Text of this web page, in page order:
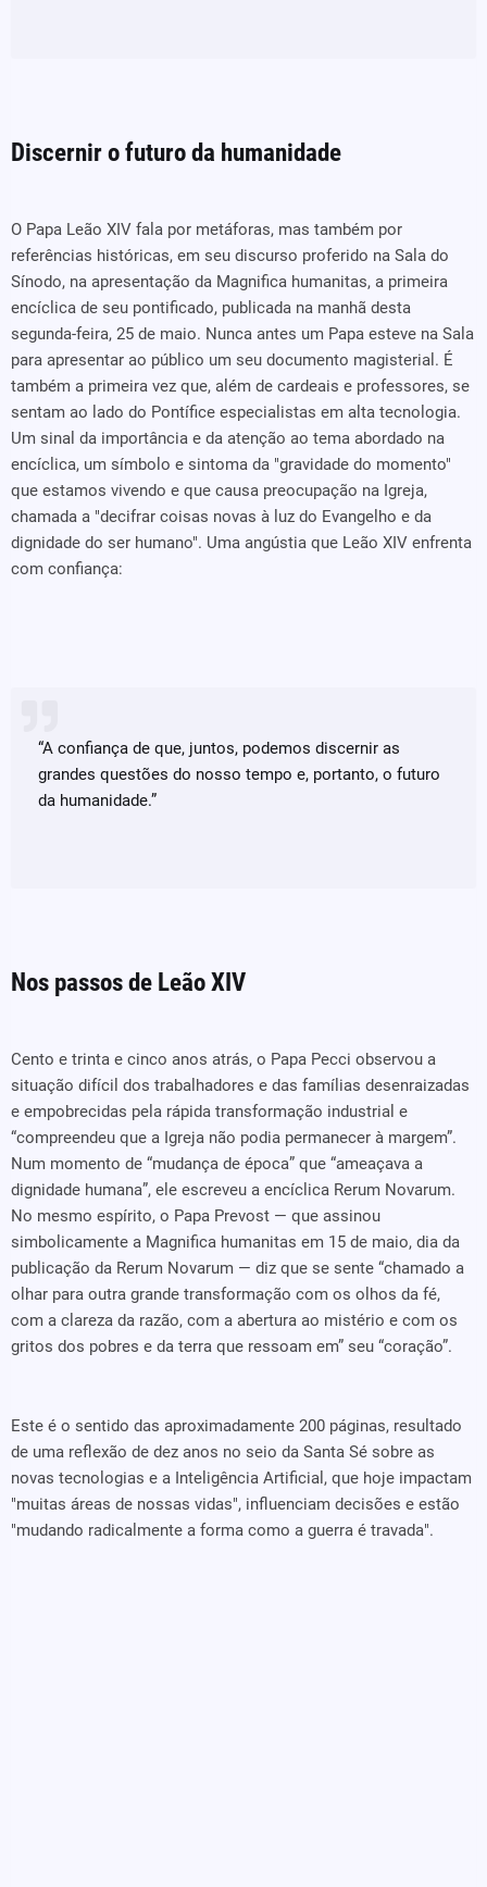
Discernir o futuro da humanidade
O Papa Leão XIV fala por metáforas, mas também por
referências históricas, em seu discurso proferido na Sala do
Sínodo, na apresentação da Magnifica humanitas, a primeira
encíclica de seu pontificado, publicada na manhã desta
segunda-feira, 25 de maio. Nunca antes um Papa esteve na Sala
para apresentar ao público um seu documento magisterial. É
também a primeira vez que, além de cardeais e professores, se
sentam ao lado do Pontífice especialistas em alta tecnologia.
Um sinal da importância e da atenção ao tema abordado na
encíclica, um símbolo e sintoma da "gravidade do momento"
que estamos vivendo e que causa preocupação na Igreja,
chamada a "decifrar coisas novas à luz do Evangelho e da
dignidade do ser humano". Uma angústia que Leão XIV enfrenta
com confiança:
“A confiança de que, juntos, podemos discernir as
grandes questões do nosso tempo e, portanto, o futuro
da humanidade.”
Nos passos de Leão XIV
Cento e trinta e cinco anos atrás, o Papa Pecci observou a
situação difícil dos trabalhadores e das famílias desenraizadas
e empobrecidas pela rápida transformação industrial e
“compreendeu que a Igreja não podia permanecer à margem”.
Num momento de “mudança de época” que “ameaçava a
dignidade humana”, ele escreveu a encíclica Rerum Novarum.
No mesmo espírito, o Papa Prevost — que assinou
simbolicamente a Magnifica humanitas em 15 de maio, dia da
publicação da Rerum Novarum — diz que se sente “chamado a
olhar para outra grande transformação com os olhos da fé,
com a clareza da razão, com a abertura ao mistério e com os
gritos dos pobres e da terra que ressoam em” seu “coração”.
Este é o sentido das aproximadamente 200 páginas, resultado
de uma reflexão de dez anos no seio da Santa Sé sobre as
novas tecnologias e a Inteligência Artificial, que hoje impactam
"muitas áreas de nossas vidas", influenciam decisões e estão
"mudando radicalmente a forma como a guerra é travada".